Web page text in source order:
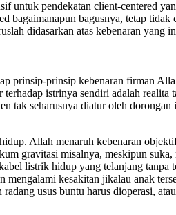
untuk pendekatan client-centered
bagaimanapun bagusnya, tetap
didasarkan atas kebenaran
prinsip-prinsip kebenaran firman
istrinya sendiri adalah realita
seharusnya diatur oleh
Allah menaruh kebenaran
gravitasi misalnya, meskipun
listrik hidup yang telanjang tanpa
kesakitan jikalau anak
usus buntu harus dioperasi,